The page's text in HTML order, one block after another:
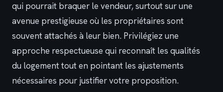
qui pourrait braquer le vendeur, surtout sur une
avenue prestigieuse où les propriétaires sont
souvent attachés à leur bien. Privilégiez une
approche respectueuse qui reconnaît les qualités
du logement tout en pointant les ajustements
nécessaires pour justifier votre proposition.